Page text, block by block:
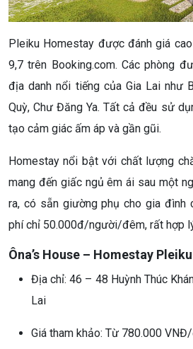
Pleiku Homestay được đánh giá
9,7 trên Booking.com. Các phòng
địa danh nổi tiếng của Gia Lai như
Quỳ, Chư Đăng Ya. Tất cả đều sử
tạo cảm giác ấm áp và gần gũi.
Homestay nổi bật với chất lượng
mang đến giấc ngủ êm ái sau một
ra, có sẵn giường phụ cho gia đình
phí chỉ 50.000đ/người/đêm, rất hợp
Ôna’s House – Homestay Pleiku
Địa chỉ: 46 – 48 Huỳnh Thúc
Lai
Giá tham khảo: Từ 780.000